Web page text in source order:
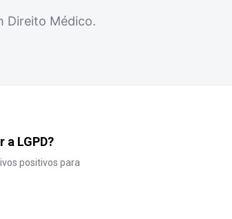
Direito Médico.
LGPD?
positivos para